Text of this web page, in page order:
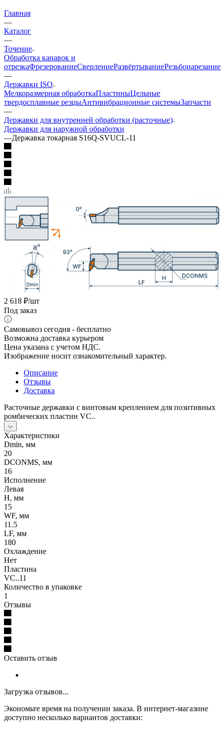
Главная
—
Каталог
—
Точение
Обработка канавок и
отрезкаФрезерованиеСверлениеРазвёртываниеРезьбонарезание
—
Державки ISO
Мелкоразмерная обработкаПластиныЦельные
твердосплавные резцыАнтивибрационные системыЗапчасти
—
Державки для внутренней обработки (расточные)
Державки для наружной обработки
—Державка токарная S16Q-SVUCL-11
2 618 ₽/шт
Под заказ
Самовывоз сегодня - бесплатно
Возможна доставка курьером
Цена указана с учетом НДС.
Изображение носит ознакомительный характер.
Описание
Отзывы
Доставка
Расточные державки с винтовым креплением для позитивных
ромбических пластин VC..
Характеристики
Dmin, мм
20
DCONMS, мм
16
Исполнение
Левая
H, мм
15
WF, мм
11.5
LF, мм
180
Охлаждение
Нет
Пластина
VC..11
Количество в упаковке
1
Отзывы
Оставить отзыв
Загрузка отзывов...
Экономьте время на получении заказа. В интернет-магазине
доступно несколько вариантов доставки: